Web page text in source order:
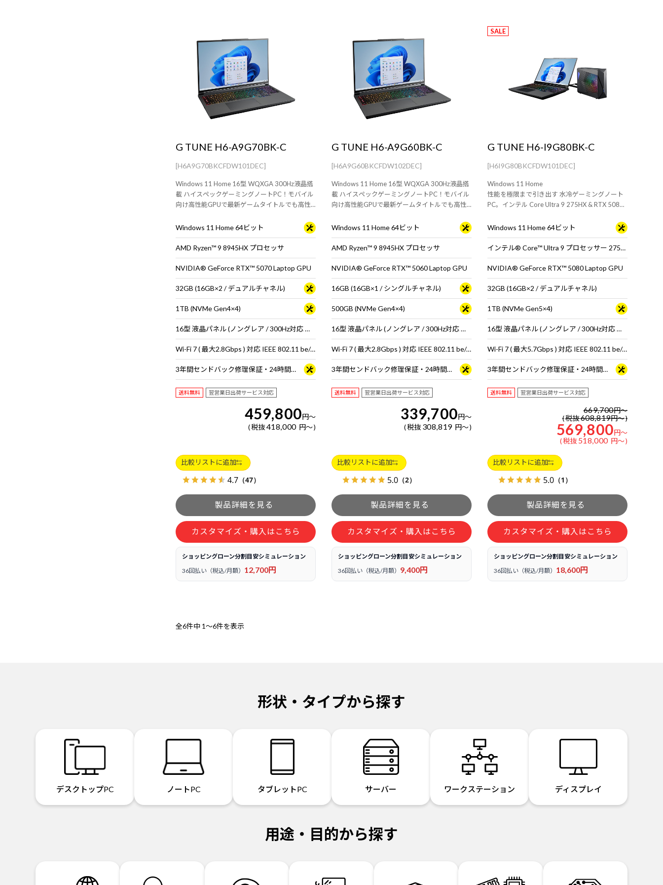
G TUNE H6-A9G70BK-C
[H6A9G70BKCFDW101DEC]
Windows 11 Home 16型 WQXGA 300Hz液晶搭
載 ハイスペックゲーミングノートPC！モバイル
向け高性能GPUで最新ゲームタイトルでも高性
Windows 11 Home 64ビット
AMD Ryzen™ 9 8945HX プロセッサ
NVIDIA® GeForce RTX™ 5070 Laptop GPU
32GB (16GB×2 / デュアルチャネル)
1TB (NVMe Gen4×4)
16型 液晶パネル (ノングレア / 300Hz対応 ※MS Hybrid時は240Hzで駆動 / sRGB比100%対応)
Wi-Fi 7 ( 最大2.8Gbps ) 対応 IEEE 802.11 be/ax/ac/a/b/g/n準拠 ＋ Bluetooth 5内蔵
3年間センドバック修理保証・24時間×365日電話サポート
送料無料 翌営業日出荷サービス対応
459,800円～
税抜 418,000 円～
比較リストに追加
4.7 （47）
カスタマイズ・購入はこちら
ショッピングローン分割目安シミュレーション
36回払い（税込/月額） 12,700円
G TUNE H6-A9G60BK-C
[H6A9G60BKCFDW102DEC]
Windows 11 Home 16型 WQXGA 300Hz液晶搭
載 ハイスペックゲーミングノートPC！モバイル
向け高性能GPUで最新ゲームタイトルでも高性
Windows 11 Home 64ビット
AMD Ryzen™ 9 8945HX プロセッサ
NVIDIA® GeForce RTX™ 5060 Laptop GPU
16GB (16GB×1 / シングルチャネル)
500GB (NVMe Gen4×4)
16型 液晶パネル (ノングレア / 300Hz対応 ※MS Hybrid時は240Hzで駆動 / sRGB比100%対応)
Wi-Fi 7 ( 最大2.8Gbps ) 対応 IEEE 802.11 be/ax/ac/a/b/g/n準拠 ＋ Bluetooth 5内蔵
3年間センドバック修理保証・24時間×365日電話サポート
送料無料 翌営業日出荷サービス対応
339,700円～
税抜 308,819 円～
比較リストに追加
5.0 （2）
カスタマイズ・購入はこちら
ショッピングローン分割目安シミュレーション
36回払い（税込/月額） 9,400円
SALE
G TUNE H6-I9G80BK-C
[H6I9G80BKCFDW101DEC]
Windows 11 Home
性能を極限まで引き出す 水冷ゲーミングノート
PC。インテル Core Ultra 9 275HX & RTX 5080
Windows 11 Home 64ビット
インテル® Core™ Ultra 9 プロセッサー 275HX
NVIDIA® GeForce RTX™ 5080 Laptop GPU
32GB (16GB×2 / デュアルチャネル)
1TB (NVMe Gen5×4)
16型 液晶パネル (ノングレア / 300Hz対応 ※MS Hybrid時は240Hzで駆動 / sRGB比100%対応)
Wi-Fi 7 ( 最大5.7Gbps ) 対応 IEEE 802.11 be/ax/ac/a/b/g/n準拠 ＋ Bluetooth 5内蔵
3年間センドバック修理保証・24時間×365日電話サポート
送料無料 翌営業日出荷サービス対応
669,700円～
税抜608,819円～
569,800円～
税抜 518,000 円～
比較リストに追加
5.0 （1）
カスタマイズ・購入はこちら
ショッピングローン分割目安シミュレーション
36回払い（税込/月額） 18,600円
全6件中 1～6件を表示
形状・タイプから探す
デスクトップPC ノートPC タブレットPC サーバー ワークステーション ディスプレイ
用途・目的から探す